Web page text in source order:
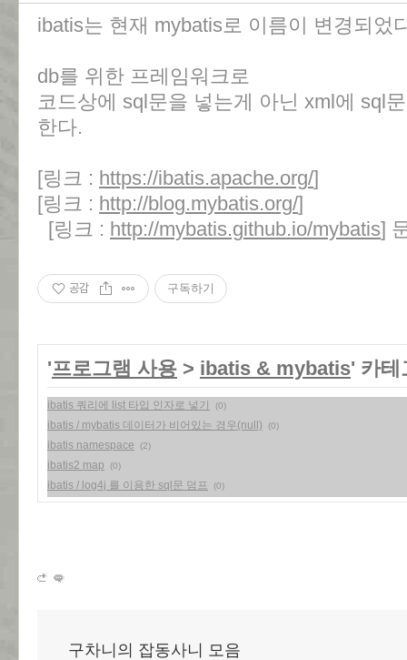
ibatis는 현재 mybatis로 이름이 변경되었
db를 위한 프레임워크로
코드상에 sql문을 넣는게 아닌 xml에 sql
한다.
[링크 : https://ibatis.apache.org/]
[링크 : http://blog.mybatis.org/]
[링크 : http://mybatis.github.io/mybatis]
공감 구독하기
'프로그램 사용 > ibatis & mybatis' 카테
ibatis 쿼리에 list 타입 인자로 넣기 (0)
ibatis / mybatis 데이터가 비어있는 경우(null) (0)
ibatis namespace (2)
ibatis2 map (0)
ibatis / log4j 를 이용한 sql문 덤프 (0)
구차니의 잡동사니 모음